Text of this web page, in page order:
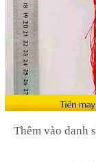
Thêm vào danh